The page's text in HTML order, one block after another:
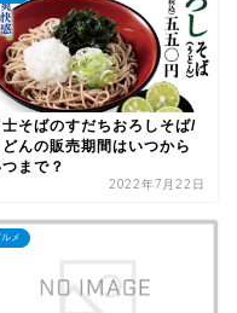
そばのすだちおろしそば/
どんの販売期間はいつから
つまで？
2022年7月22日
ルメ